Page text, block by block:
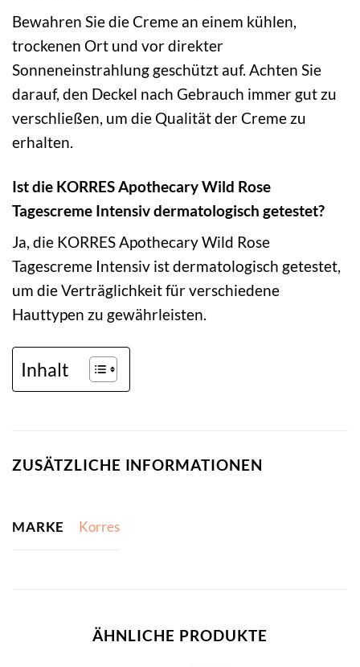
Bewahren Sie die Creme an einem kühlen,
trockenen Ort und vor direkter
Sonneneinstrahlung geschützt auf. Achten Sie
darauf, den Deckel nach Gebrauch immer gut zu
verschließen, um die Qualität der Creme zu
erhalten.
Ist die KORRES Apothecary Wild Rose
Tagescreme Intensiv dermatologisch getestet?
Ja, die KORRES Apothecary Wild Rose
Tagescreme Intensiv ist dermatologisch getestet,
um die Verträglichkeit für verschiedene
Hauttypen zu gewährleisten.
Inhalt
ZUSÄTZLICHE INFORMATIONEN
MARKE Korres
ÄHNLICHE PRODUKTE